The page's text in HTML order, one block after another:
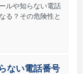
ルや知らない電話
る？その危険性と
ない電話番号